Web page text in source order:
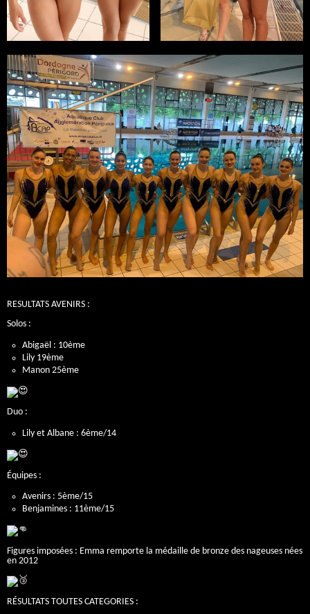
RESULTATS AVENIRS :
Solos :
Abigaël : 10ème
Lily 19ème
Manon 25ème
Duo :
Lily et Albane : 6ème/14
Équipes :
Avenirs : 5ème/15
Benjamines : 11ème/15
Figures imposées : Emma remporte la médaille de bronze des nageuses nées
en 2012
RÉSULTATS TOUTES CATEGORIES :